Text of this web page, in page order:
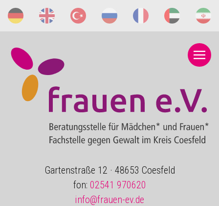
Gartenstraße 12 · 48653 Coesfeld
fon: 02541 970620
info@frauen-ev.de